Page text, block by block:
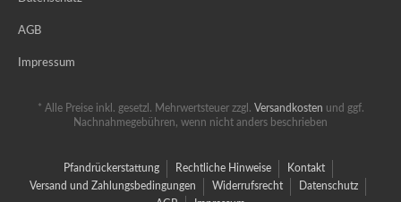
AGB
Impressum
* Alle Preise inkl. gesetzl. Mehrwertsteuer zzgl. Versandkosten und ggf.
Nachnahmegebühren, wenn nicht anders beschrieben
Pfandrückerstattung Rechtliche Hinweise
Kontakt
Versand und Zahlungsbedingungen
Widerrufsrecht
Datenschutz